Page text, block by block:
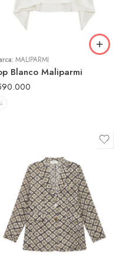
MALIPARMI
Blanco Maliparmi
42
44
42
44